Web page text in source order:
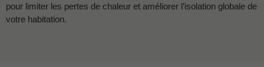
pour limiter les pertes de chaleur et améliorer l’isolation globale de
votre habitation.